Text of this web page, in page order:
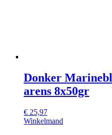
Donker
arens 8x50gr
€ 25,97
Winkelmand